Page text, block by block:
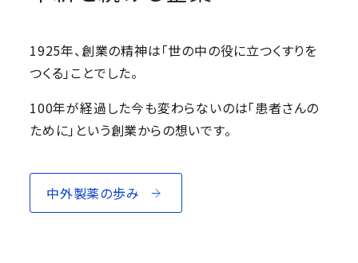
1925年、創業の精神は「世の中の役に立つくすりを
つくる」ことでした。
100年が経過した今も変わらないのは「患者さんの
ために」という創業からの想いです。
中外製薬の歩み